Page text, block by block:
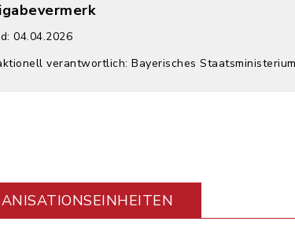
04.04.2026
verantwortlich: Bayerisches